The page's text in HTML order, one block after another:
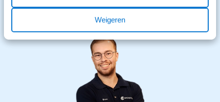
Weigeren
Opent vandaag om 09:00